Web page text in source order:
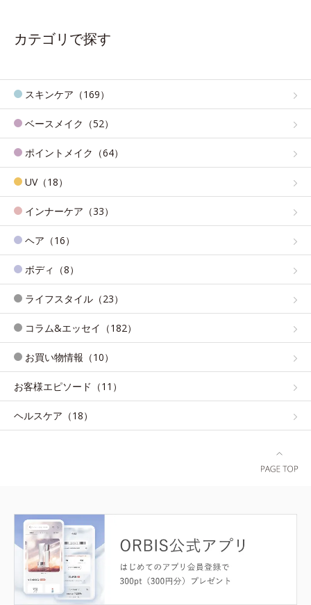
カテゴリで探す
スキンケア（169）
ベースメイク（52）
ポイントメイク（64）
UV（18）
インナーケア（33）
ヘア（16）
ボディ（8）
ライフスタイル（23）
コラム&エッセイ（182）
お買い物情報（10）
お客様エピソード（11）
ヘルスケア（18）